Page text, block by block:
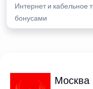
Интернет и кабельное
бонусами
Москва